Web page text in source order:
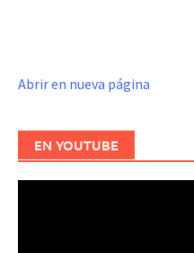
Abrir en nueva página
EN YOUTUBE